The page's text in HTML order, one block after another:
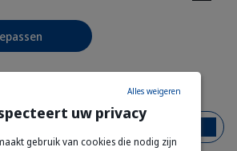
uw privacy
gebruik van cookies die nodig zijn
Alles weigeren